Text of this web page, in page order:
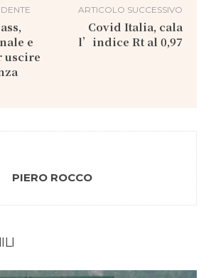
e
uscire
ARTICOLO SUCCESSIVO
Covid Italia, cala
l’indice Rt al 0,97
PIERO ROCCO